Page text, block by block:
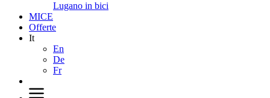
Lugano in bici
MICE
Offerte
It
En
De
Fr